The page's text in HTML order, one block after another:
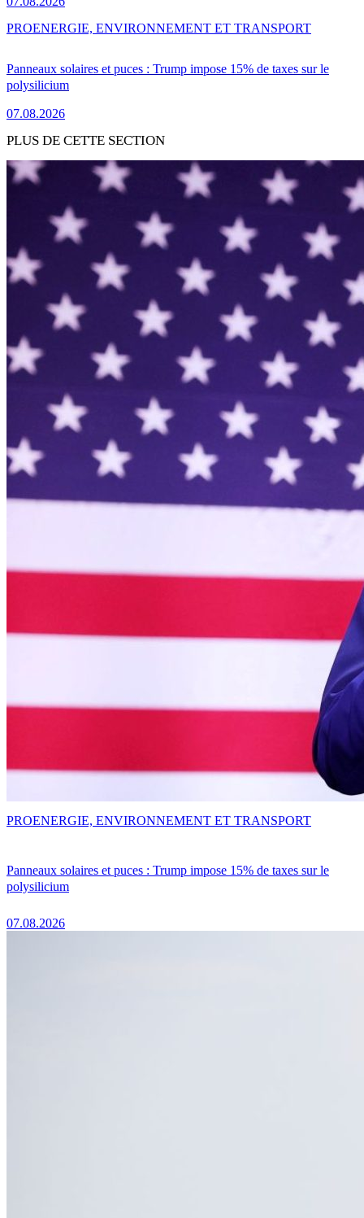
Panneaux solaires et puces : Trump impose 15% de taxes sur le
polysilicium
07.08.2026
PROENERGIE, ENVIRONNEMENT ET TRANSPORT
PLUS DE CETTE SECTION
Panneaux solaires et puces : Trump impose 15% de taxes sur le
polysilicium
07.08.2026
PROENERGIE, ENVIRONNEMENT ET TRANSPORT